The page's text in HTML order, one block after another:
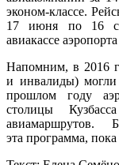
эконом-классе.
17 июня по 16
авиакассе
Напомним, в 2016
и инвалиды)
прошлом году
столицы
эта программа, пока